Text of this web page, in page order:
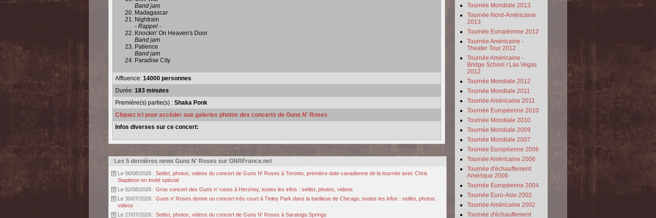
Band jam
Madagascar
Nightrain
- Rappel -
Knockin' On Heaven's Door
Band jam
Patience
Band jam
Paradise City
Affluence: 14000 personnes
Durée: 183 minutes
Première(s) partie(s) : Shaka Ponk
Cliquez ici pour accéder aux galeries photos des concerts de Guns N' Roses
Infos diverses sur ce concert:
Les 5 dernières news Guns N' Roses sur GNRFrance.net
Le 06/08/2026 : Setlist, photos, videos du concert de Guns N' Roses à Toronto, première date canadienne de la tournée avec Chris
Stapleton en invité spécial
Le 02/08/2026 : Gros concert des Guns n' roses à Hershey, toutes les infos : setlist, photos, videos
Le 30/07/2026 : Guns n' Roses donne un concert très court à Tinley Park dans la banlieue de Chicago, toutes les infos : setlist, photos,
videos
Le 27/07/2026 : Setlist, photos, videos du concert de Guns N' Roses à Saratoga Springs
Tournée Mondiale 2013
Tournée Nord-Américaine
2013
Tournée Européenne 2012
Tournée Américaine -
Theater Tour 2012
Tournée Américaine -
Bridge School / Las Vegas
2012
Tournée Mondiale 2012
Tournée Mondiale 2011
Tournée Américaine 2011
Tournée Européenne 2010
Tournée Mondiale 2010
Tournée Mondiale 2009
Tournée Mondiale 2007
Tournée Européenne 2006
Tournée Américaine 2006
Tournée d'échauffement
Amérique 2006
Tournée Européenne 2004
Tournée Euro-Asie 2002
Tournée Américaine 2002
Tournée d'échauffement